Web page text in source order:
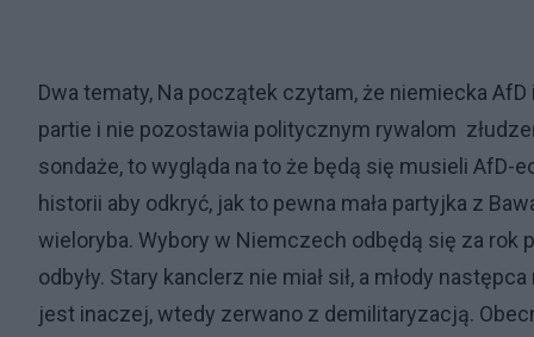
Dwa tematy, Na początek czytam, że niemiecka
partie i nie pozostawia politycznym rywalom
sondaże, to wygląda na to że będą się musieli
historii aby odkryć, jak to pewna mała partyjka z
wieloryba. Wybory w Niemczech odbędą się za
odbyły. Stary kanclerz nie miał sił, a młody
jest inaczej, wtedy zerwano z demilitaryzacją.